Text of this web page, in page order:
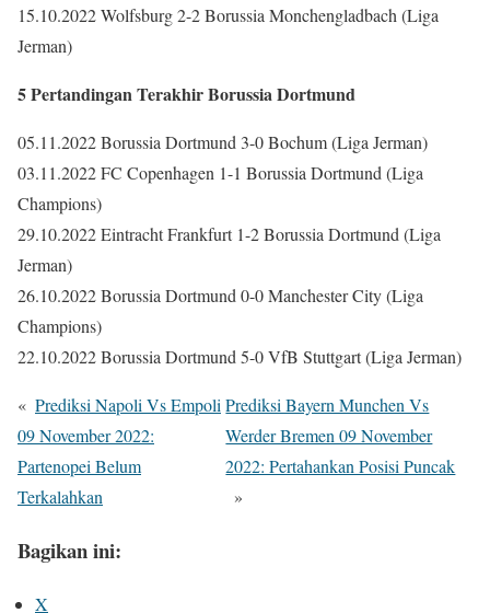
15.10.2022 Wolfsburg 2-2 Borussia Monchengladbach (Liga
Jerman)
5 Pertandingan Terakhir Borussia Dortmund
05.11.2022 Borussia Dortmund 3-0 Bochum (Liga Jerman)
03.11.2022 FC Copenhagen 1-1 Borussia Dortmund (Liga
Champions)
29.10.2022 Eintracht Frankfurt 1-2 Borussia Dortmund (Liga
Jerman)
26.10.2022 Borussia Dortmund 0-0 Manchester City (Liga
Champions)
22.10.2022 Borussia Dortmund 5-0 VfB Stuttgart (Liga Jerman)
« Prediksi Napoli Vs Empoli
09 November 2022:
Partenopei Belum
Terkalahkan
Prediksi Bayern Munchen Vs
Werder Bremen 09 November
2022: Pertahankan Posisi Puncak
»
Bagikan ini:
X